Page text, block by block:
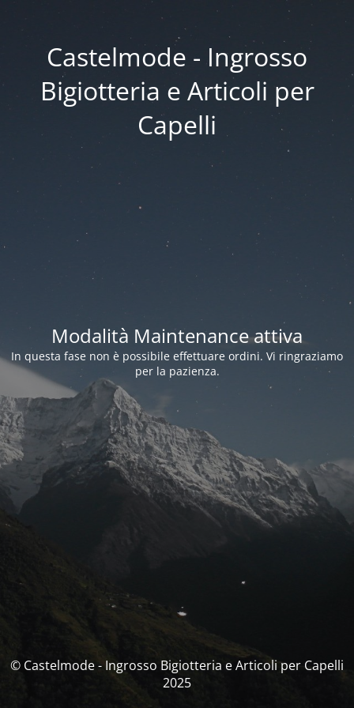
Castelmode - Ingrosso
Bigiotteria e Articoli per
Capelli
Modalità Maintenance attiva
In questa fase non è possibile effettuare ordini. Vi ringraziamo
per la pazienza.
© Castelmode - Ingrosso Bigiotteria e Articoli per Capelli
2025